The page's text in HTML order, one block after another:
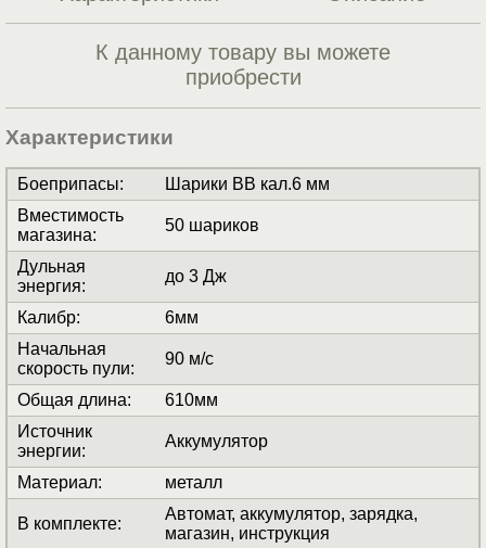
К данному товару вы можете
приобрести
Характеристики
Боеприпасы:
Шарики BB кал.6 мм
Вместимость
магазина:
50 шариков
Дульная
энергия:
до 3 Дж
Калибр:
6мм
Начальная
скорость пули:
90 м/с
Общая длина:
610мм
Источник
энергии:
Аккумулятор
Материал: металл
В комплекте:
Автомат, аккумулятор, зарядка,
магазин, инструкция